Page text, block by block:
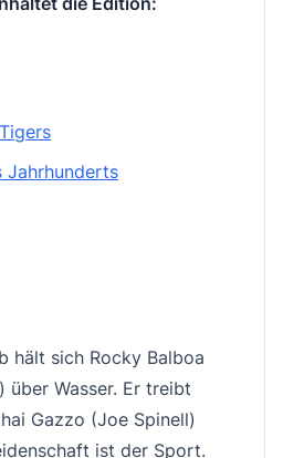
Jahrhunderts
hält sich Rocky Balboa
über Wasser. Er treibt
Gazzo (Joe Spinell)
ist der Sport.